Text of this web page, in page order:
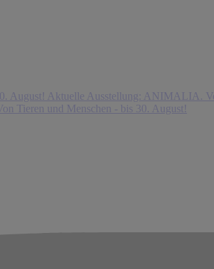
August! Aktuelle Ausstellung: ANIMALIA.
Tieren und Menschen - bis 30. August!